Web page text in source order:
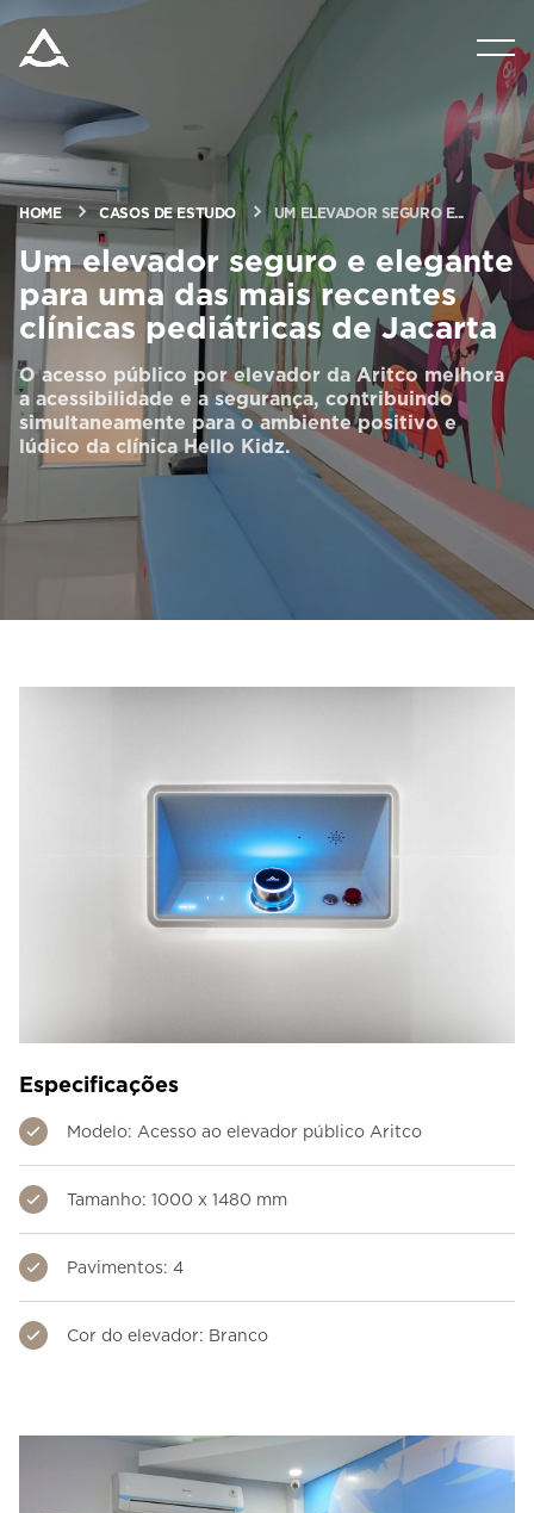
PRODUTOS
TECNOLOGIA
BLOG E NOTÍCIAS
SOBRE A ARITCO
PROFISSIONAL
Encomendar um HomeKit digital
Entre em contacto connosco
Estimativa de preço
FAQ
HOME CASOS DE ESTUDO UM ELEVADOR SEGURO E...
Um elevador seguro e elegante
para uma das mais recentes
clínicas pediátricas de Jacarta
O acesso público por elevador da Aritco melhora
a acessibilidade e a segurança, contribuindo
simultaneamente para o ambiente positivo e
lúdico da clínica Hello Kidz.
Especificações
Modelo: Acesso ao elevador público Aritco
Tamanho: 1000 x 1480 mm
Pavimentos: 4
Cor do elevador: Branco